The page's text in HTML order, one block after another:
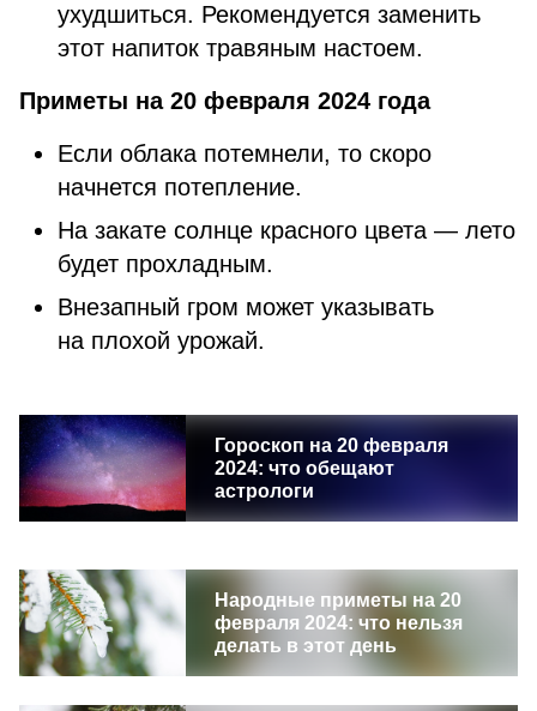
ухудшиться. Рекомендуется заменить
этот напиток травяным настоем.
Приметы на 20 февраля 2024 года
Если облака потемнели, то скоро
начнется потепление.
На закате солнце красного цвета — лето
будет прохладным.
Внезапный гром может указывать
на плохой урожай.
Гороскоп на 20 февраля
2024: что обещают
астрологи
Народные приметы на 20
февраля 2024: что нельзя
делать в этот день